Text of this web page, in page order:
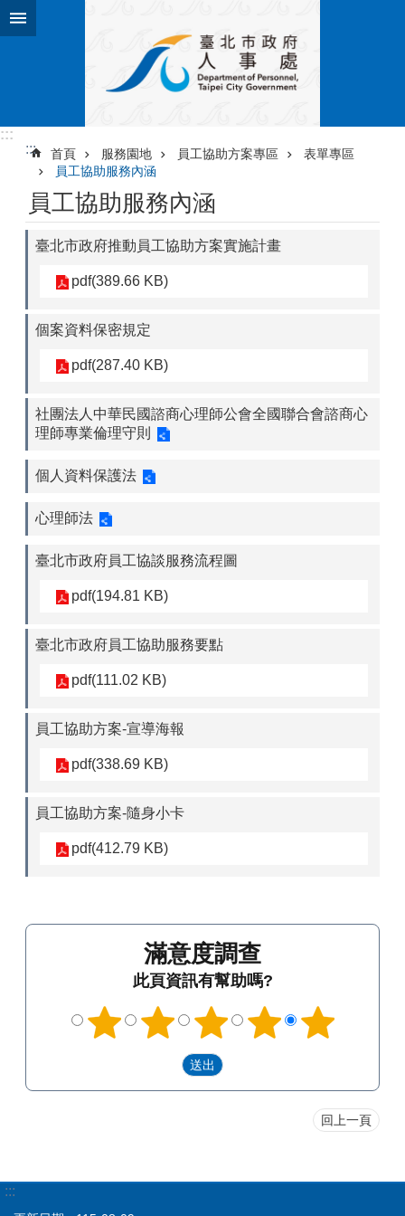
跳到主要內容區塊
:::
:::
首頁 服務園地 員工協助方案專區
表單專區
員工協助服務內涵
員工協助服務內涵
臺北市政府推動員工協助方案實施計畫
pdf(389.66 KB)
個案資料保密規定
pdf(287.40 KB)
社團法人中華民國諮商心理師公會全國聯合會諮商心
理師專業倫理守則
個人資料保護法
心理師法
臺北市政府員工協談服務流程圖
pdf(194.81 KB)
臺北市政府員工協助服務要點
pdf(111.02 KB)
員工協助方案-宣導海報
pdf(338.69 KB)
員工協助方案-隨身小卡
pdf(412.79 KB)
滿意度調查
此頁資訊有幫助嗎?
回上一頁
:::